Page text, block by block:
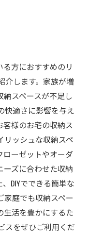
方におすすめのリ
介します。家族が増
スペースが不足し
快適さに影響を与え
客様のお宅の収納ス
リッシュな収納スペ
ローゼットやオーダ
ーズに合わせた収納
DIYでできる簡単な
家庭でも収納スペー
生活を豊かにするた
スをぜひご利用くだ